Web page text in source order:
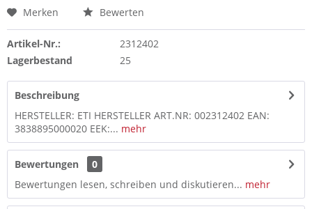
Merken Bewerten
Artikel-Nr.:
2312402
Lagerbestand
25
Beschreibung
HERSTELLER: ETI HERSTELLER ART.NR: 002312402 EAN:
3838895000020 EEK:... mehr
Bewertungen
0
Bewertungen lesen, schreiben und diskutieren... mehr